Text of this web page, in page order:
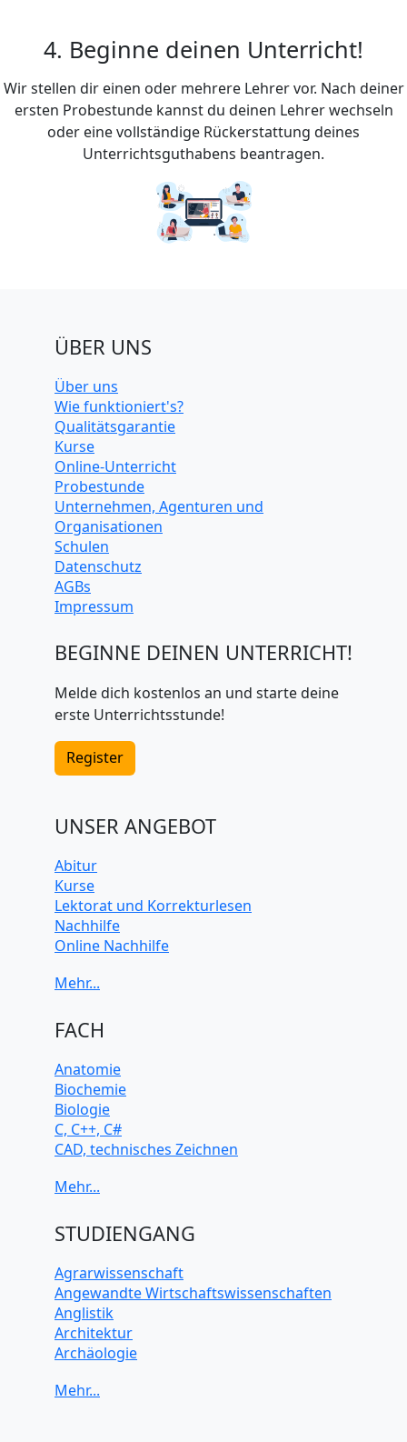
4. Beginne deinen Unterricht!
Wir stellen dir einen oder mehrere Lehrer vor. Nach deiner
ersten Probestunde kannst du deinen Lehrer wechseln
oder eine vollständige Rückerstattung deines
Unterrichtsguthabens beantragen.
ÜBER UNS
Über uns
Wie funktioniert's?
Qualitätsgarantie
Kurse
Online-Unterricht
Probestunde
Unternehmen, Agenturen und
Organisationen
Schulen
Datenschutz
AGBs
Impressum
BEGINNE DEINEN UNTERRICHT!
Melde dich kostenlos an und starte deine
erste Unterrichtsstunde!
Register
UNSER ANGEBOT
Abitur
Kurse
Lektorat und Korrekturlesen
Nachhilfe
Online Nachhilfe
FACH
Anatomie
Biochemie
Biologie
C, C++, C#
CAD, technisches Zeichnen
Computerarchitektur
Elektrotechnik
Java
JavaScript
Künstliche Intelligenz
Latein
Makroökonomie
Mechanik
STUDIENGANG
Agrarwissenschaft
Angewandte Wirtschaftswissenschaften
Anglistik
Architektur
Archäologie
Biochemie Wissenschaften